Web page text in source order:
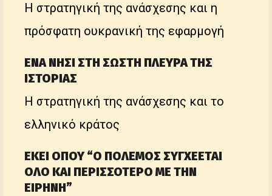
Η στρατηγική της ανάσχεσης και η
πρόσφατη ουκρανική της εφαρμογή
ΕΝΑ ΝΗΣΙ ΣΤΗ ΣΩΣΤΗ ΠΛΕΥΡΑ ΤΗΣ
ΙΣΤΟΡΙΑΣ
Η στρατηγική της ανάσχεσης και το
ελληνικό κράτος
ΕΚΕΙ ΟΠΟΥ “Ο ΠΟΛΕΜΟΣ ΣΥΓΧΕΕΤΑΙ
ΟΛΟ ΚΑΙ ΠΕΡΙΣΣΟΤΕΡΟ ΜΕ ΤΗΝ
ΕΙΡΗΝΗ”